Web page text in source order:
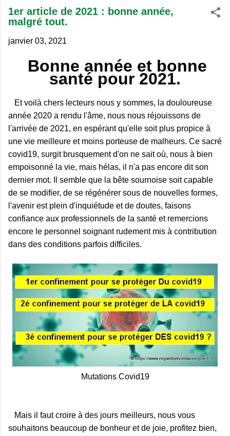
1er article de 2021 : bonne année,
malgré tout.
janvier 03, 2021
Bonne année et bonne
santé pour 2021.
Et voilà chers lecteurs nous y sommes, la douloureuse
année 2020 a rendu l'âme, nous nous réjouissons de
l'arrivée de 2021, en espérant qu'elle soit plus propice à
une vie meilleure et moins porteuse de malheurs. Ce sacré
covid19, surgit brusquement d'on ne sait où, nous à bien
empoisonné la vie, mais hélas, il n'a pas encore dit son
dernier mot. Il semble que la bête sournoise soit capable
de se modifier, de se régénérer sous de nouvelles formes,
l'avenir est plein d'inquiétude et de doutes, faisons
confiance aux professionnels de la santé et remercions
encore le personnel soignant rudement mis à contribution
dans des conditions parfois difficiles.
Mutations Covid19
Mais il faut croire à des jours meilleurs, nous vous
souhaitons beaucoup de bonheur et de joie, profitez bien,